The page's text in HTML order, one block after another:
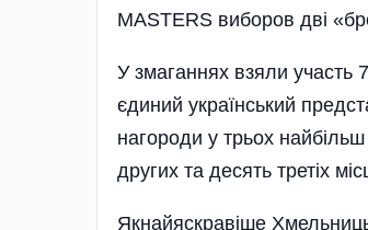
МАSTERS виборов дві
У змаганнях взяли участь
єдиний український
нагороди у трьох
других та десять третіх
Якнайяскравіше